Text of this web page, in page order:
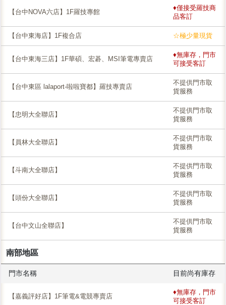
【台中NOVA六店】1F羅技專館
♦僅接受羅技商
品客訂
【台中東海店】1F複合店 ☆極少量現貨
【台中東海三店】1F華碩、宏碁、MSI筆電專賣店
♦無庫存，門市
可接受客訂
【台中東區 lalaport-啦啦寶都】羅技專賣店
不提供門市取
貨服務
【忠明大全聯店】
不提供門市取
貨服務
【員林大全聯店】
不提供門市取
貨服務
【斗南大全聯店】
不提供門市取
貨服務
【頭份大全聯店】
不提供門市取
貨服務
【台中文山全聯店】
不提供門市取
貨服務
南部地區
門市名稱 目前尚有庫存
【嘉義評好店】1F筆電&電競專賣店
♦無庫存，門市
可接受客訂